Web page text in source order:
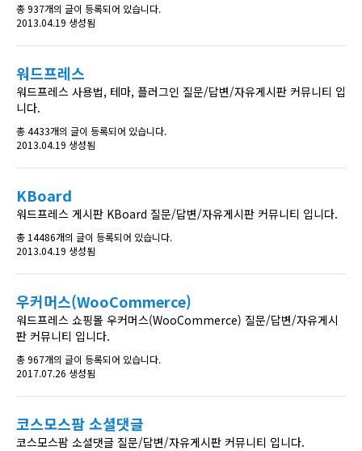
총 937개의 글이 등록되어 있습니다.
2013.04.19 생성됨
워드프레스
워드프레스 사용법, 테마, 플러그인 질문/답변/자유게시판 커뮤니티 입
니다.
총 4433개의 글이 등록되어 있습니다.
2013.04.19 생성됨
KBoard
워드프레스 게시판 KBoard 질문/답변/자유게시판 커뮤니티 입니다.
총 14486개의 글이 등록되어 있습니다.
2013.04.19 생성됨
우커머스(WooCommerce)
워드프레스 쇼핑몰 우커머스(WooCommerce) 질문/답변/자유게시
판 커뮤니티 입니다.
총 967개의 글이 등록되어 있습니다.
2017.07.26 생성됨
코스모스팜 소셜댓글
코스모스팜 소셜댓글 질문/답변/자유게시판 커뮤니티 입니다.